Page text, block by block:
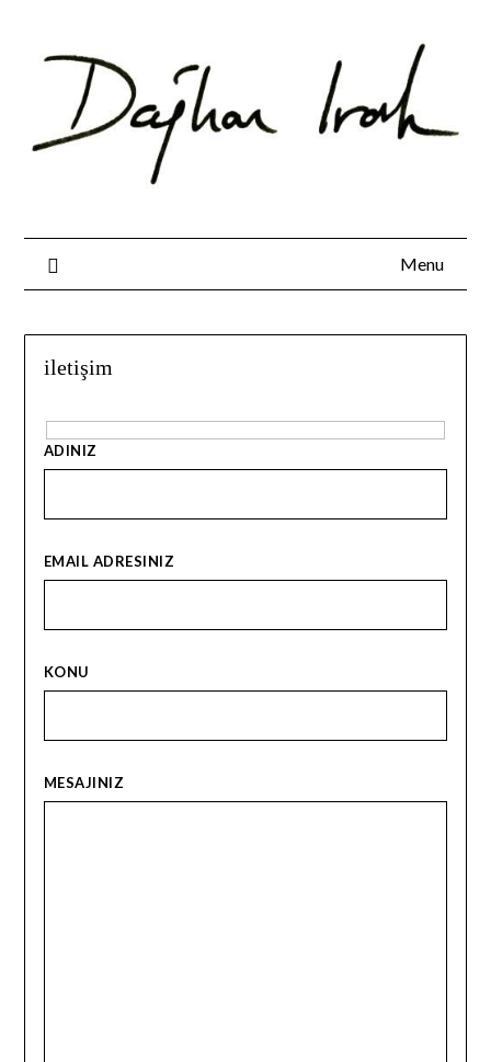
content
Menu
iletişim
ADINIZ
EMAIL ADRESINIZ
KONU
MESAJINIZ